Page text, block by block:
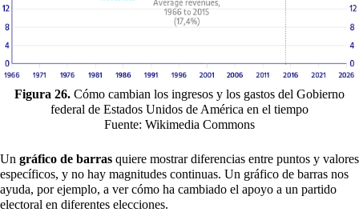
Figura 26. Cómo cambian los ingresos y los gastos del Gobierno
federal de Estados Unidos de América en el tiempo
Fuente: Wikimedia Commons
Un gráfico de barras quiere mostrar diferencias entre puntos y valores
específicos, y no hay magnitudes continuas. Un gráfico de barras nos
ayuda, por ejemplo, a ver cómo ha cambiado el apoyo a un partido
electoral en diferentes elecciones.